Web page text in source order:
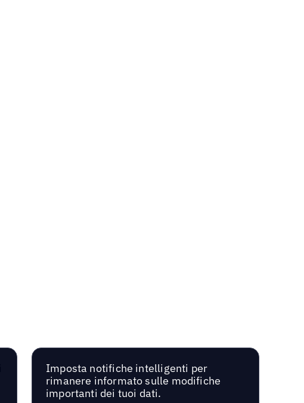
Imposta notifiche intelligenti per
rimanere informato sulle modifiche
importanti dei tuoi dati.